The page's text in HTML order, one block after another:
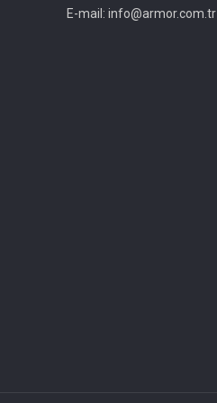
E-mail: info@armor.com.tr